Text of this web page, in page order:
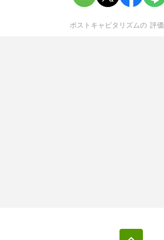
ポストキャピタリズムの 評価